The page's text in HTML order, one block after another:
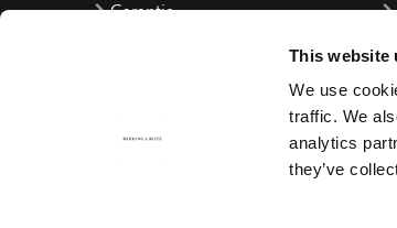
This website
We use
traffic. We
analytics
they’ve
Garantie